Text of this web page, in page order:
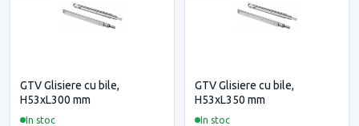
In stoc
GTV Glisiere cu bile,
H53xL300 mm
In stoc
GTV Glisiere cu bile,
H53xL350 mm